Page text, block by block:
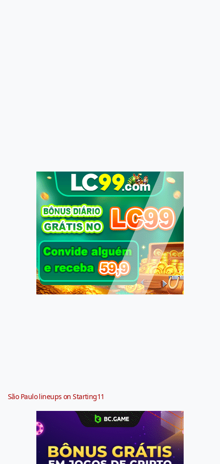
São Paulo lineups on Starting11